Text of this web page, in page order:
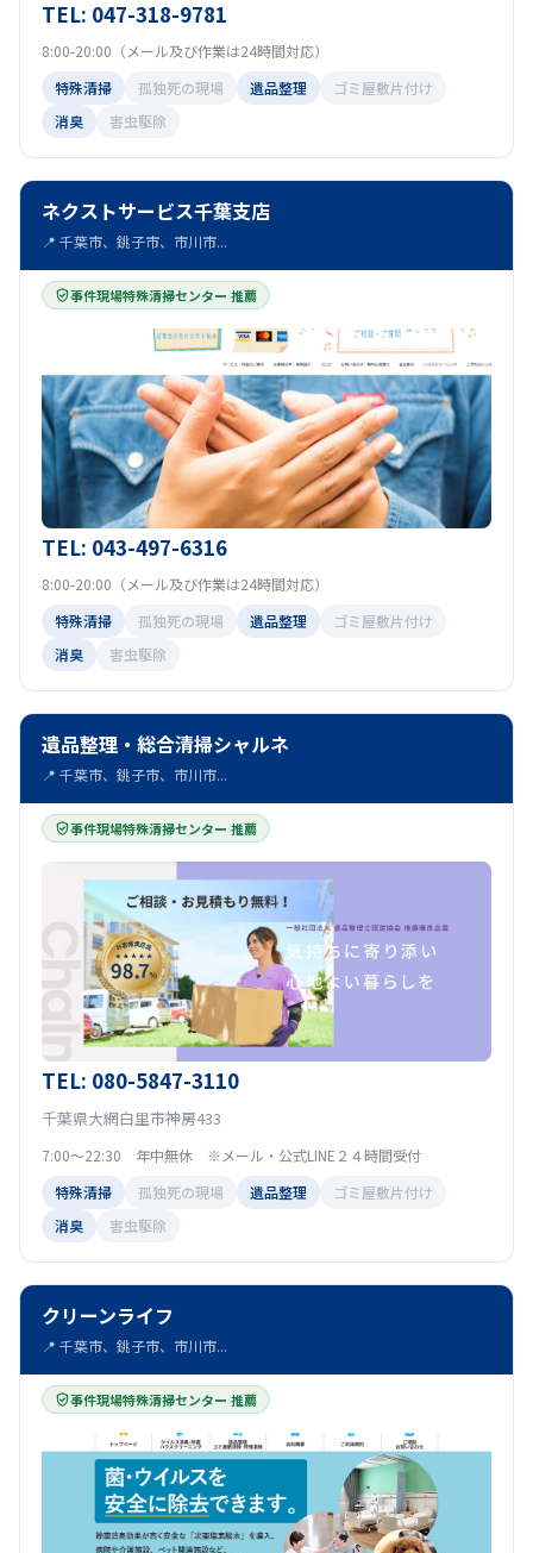
TEL: 047-318-9781
8:00-20:00（メール及び作業は24時間対応）
特殊清掃
孤独死の現場 遺品整理
ゴミ屋敷片付け
消臭
害虫駆除
ネクストサービス千葉支店
📍 千葉市、銚子市、市川市...
事件現場特殊清掃センター 推薦
TEL: 043-497-6316
8:00-20:00（メール及び作業は24時間対応）
特殊清掃
孤独死の現場 遺品整理
ゴミ屋敷片付け
消臭
害虫駆除
遺品整理・総合清掃シャルネ
📍 千葉市、銚子市、市川市...
事件現場特殊清掃センター 推薦
TEL: 080-5847-3110
千葉県大網白里市神房433
7:00～22:30 年中無休 ※メール・公式LINE２４時間受付
特殊清掃
孤独死の現場 遺品整理
ゴミ屋敷片付け
消臭
害虫駆除
クリーンライフ
📍 千葉市、銚子市、市川市...
事件現場特殊清掃センター 推薦